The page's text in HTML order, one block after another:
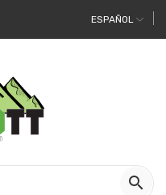
ESPAÑOL
